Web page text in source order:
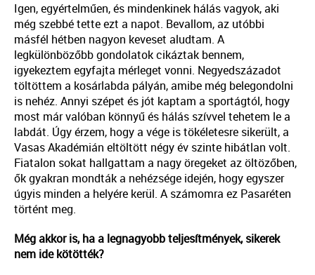
Igen, egyértelműen, és mindenkinek hálás vagyok, aki
még szebbé tette ezt a napot. Bevallom, az utóbbi
másfél hétben nagyon keveset aludtam. A
legkülönbözőbb gondolatok cikáztak bennem,
igyekeztem egyfajta mérleget vonni. Negyedszázadot
töltöttem a kosárlabda pályán, amibe még belegondolni
is nehéz. Annyi szépet és jót kaptam a sportágtól, hogy
most már valóban könnyű és hálás szívvel tehetem le a
labdát. Úgy érzem, hogy a vége is tökéletesre sikerült, a
Vasas Akadémián eltöltött négy év szinte hibátlan volt.
Fiatalon sokat hallgattam a nagy öregeket az öltözőben,
ők gyakran mondták a nehézsége idején, hogy egyszer
úgyis minden a helyére kerül. A számomra ez Pasaréten
történt meg.
Még akkor is, ha a legnagyobb teljesítmények, sikerek
nem ide kötötték?